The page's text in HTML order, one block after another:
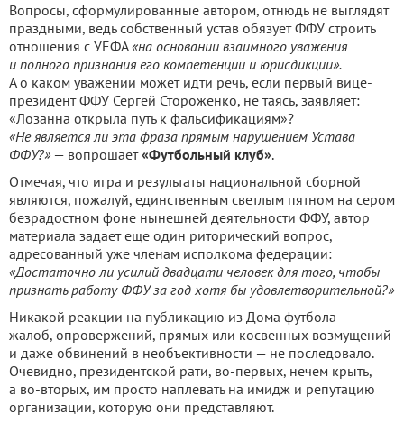
Вопросы, сформулированные автором, отнюдь не выглядят
праздными, ведь собственный устав обязует ФФУ строить
отношения с УЕФА«на основании взаимного уважения
и полного признания его компетенции и юрисдикции».
А о каком уважении может идти речь, если первый вице-
президент ФФУ Сергей Стороженко, не таясь, заявляет:
«Лозанна открыла путь к фальсификациям»?
«Не является ли эта фраза прямым нарушением Устава
ФФУ?» — вопрошает«Футбольный клуб».
Отмечая, что игра и результаты национальной сборной
являются, пожалуй, единственным светлым пятном на сером
безрадостном фоне нынешней деятельности ФФУ, автор
материала задает еще один риторический вопрос,
адресованный уже членам исполкома федерации:
«Достаточно ли усилий двадцати человек для того, чтобы
признать работу ФФУ за год хотя бы удовлетворительной?»
Никакой реакции на публикацию из Дома футбола —
жалоб, опровержений, прямых или косвенных возмущений
и даже обвинений в необъективности — не последовало.
Очевидно, президентской рати, во-первых, нечем крыть,
а во-вторых, им просто наплевать на имидж и репутацию
организации, которую они представляют.